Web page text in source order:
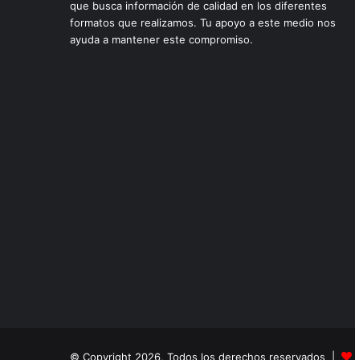
que busca información de calidad en los diferentes
formatos que realizamos. Tu apoyo a este medio nos
ayuda a mantener este compromiso.
© Copyright 2026, Todos los derechos reservados |